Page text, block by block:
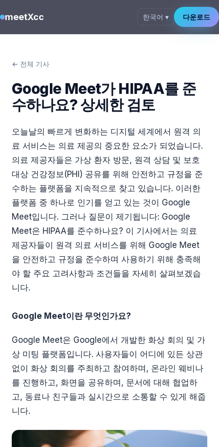
meetXcc 한국어 ▾ 다운로드
← 전체 기사
Google Meet가 HIPAA를 준
수하나요? 상세한 검토
오늘날의 빠르게 변화하는 디지털 세계에서 원격 의
료 서비스는 의료 제공의 중요한 요소가 되었습니다.
의료 제공자들은 가상 환자 방문, 원격 상담 및 보호
대상 건강정보(PHI) 공유를 위해 안전하고 규정을 준
수하는 플랫폼을 지속적으로 찾고 있습니다. 이러한
플랫폼 중 하나로 인기를 얻고 있는 것이 Google
Meet입니다. 그러나 질문이 제기됩니다: Google
Meet은 HIPAA를 준수하나요? 이 기사에서는 의료
제공자들이 원격 의료 서비스를 위해 Google Meet
을 안전하고 규정을 준수하며 사용하기 위해 충족해
야 할 주요 고려사항과 조건들을 자세히 살펴보겠습
니다.
Google Meet이란 무엇인가요?
Google Meet은 Google에서 개발한 화상 회의 및 가
상 미팅 플랫폼입니다. 사용자들이 어디에 있든 상관
없이 화상 회의를 주최하고 참여하며, 온라인 웨비나
를 진행하고, 화면을 공유하며, 문서에 대해 협업하
고, 동료나 친구들과 실시간으로 소통할 수 있게 해줍
니다.